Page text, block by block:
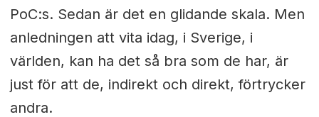
PoC:s. Sedan är det en glidande skala. Men
anledningen att vita idag, i Sverige, i
världen, kan ha det så bra som de har, är
just för att de, indirekt och direkt, förtrycker
andra.